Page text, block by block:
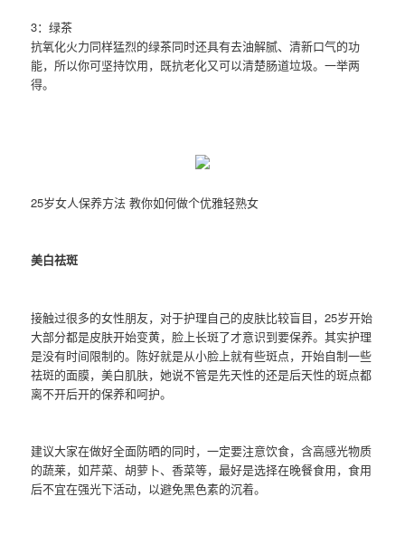
3：绿茶
抗氧化火力同样猛烈的绿茶同时还具有去油解腻、清新口气的功
能，所以你可坚持饮用，既抗老化又可以清楚肠道垃圾。一举两
得。
25岁女人保养方法 教你如何做个优雅轻熟女
美白祛斑
接触过很多的女性朋友，对于护理自己的皮肤比较盲目，25岁开始
大部分都是皮肤开始变黄，脸上长斑了才意识到要保养。其实护理
是没有时间限制的。陈好就是从小脸上就有些斑点，开始自制一些
祛斑的面膜，美白肌肤，她说不管是先天性的还是后天性的斑点都
离不开后开的保养和呵护。
建议大家在做好全面防晒的同时，一定要注意饮食，含高感光物质
的蔬莱，如芹菜、胡萝卜、香菜等，最好是选择在晚餐食用，食用
后不宜在强光下活动，以避免黑色素的沉着。